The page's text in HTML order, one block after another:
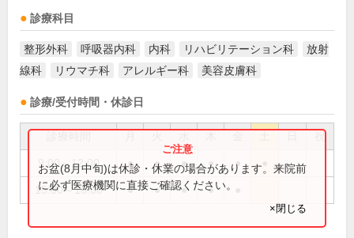
診療科目
整形外科 呼吸器内科 内科 リハビリテーション科
放射
線科
リウマチ科 アレルギー科 美容皮膚科
診療/受付時間・休診日
祝
9:00～12:00 ● ● ● ● ●
15:00～18:00 ● ● ● ●
お盆(8月中旬)は休診・休業の場合があります。来院前
に必ず医療機関に直接ご確認ください。
×閉じる